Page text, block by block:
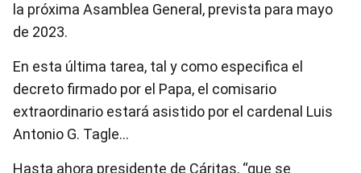
la próxima Asamblea General, prevista para mayo
de 2023.
En esta última tarea, tal y como especifica el
decreto firmado por el Papa, el comisario
extraordinario estará asistido por el cardenal Luis
Antonio G. Tagle…
Hasta ahora presidente de Cáritas, “que se